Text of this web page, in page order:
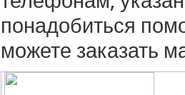
понадобиться
можете заказать